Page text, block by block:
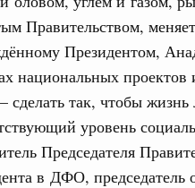
Правительством,
Президентом,
национальных проектов
сделать так, чтобы
уровень
Председателя
в ДФО, председатель
и Сергей Кравцов
с победой на